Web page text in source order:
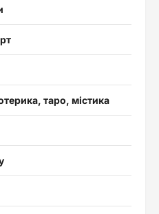
таро, містика